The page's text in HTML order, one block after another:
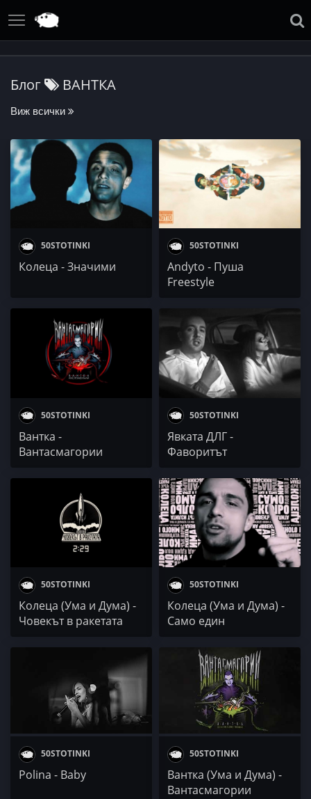
Блог ВАНТКА
Виж всички
50STOTINKI
Колеца - Значими
50STOTINKI
Andyto - Пуша
Freestyle
50STOTINKI
Вантка -
Вантасмагории
инструментали)
50STOTINKI
Явката ДЛГ -
Фаворитът
50STOTINKI
Колеца (Ума и Дума) -
Човекът в ракетата
50STOTINKI
Колеца (Ума и Дума) -
Само един
50STOTINKI
Polina - Baby
50STOTINKI
Вантка (Ума и Дума) -
Вантасмагории